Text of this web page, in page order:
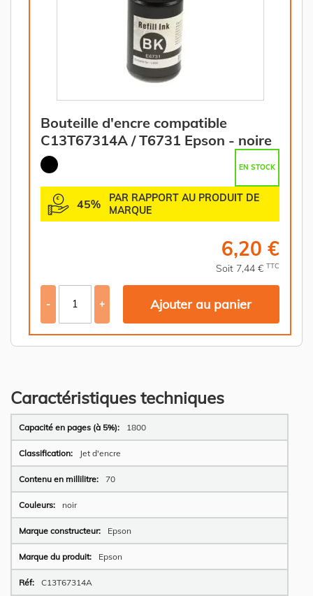
Bouteille d'encre compatible
C13T67314A / T6731 Epson - noire
EN STOCK
45%
PAR RAPPORT AU PRODUIT DE
MARQUE
6,20 €
Soit 7,44 € TTC
- + Ajouter au panier
Caractéristiques techniques
Plus
d’information
1800
Jet d'encre
70
noir
Epson
Epson
C13T67314A